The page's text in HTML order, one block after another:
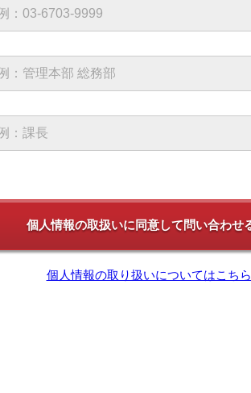
個人情報の取り扱いについてはこちら